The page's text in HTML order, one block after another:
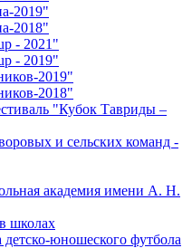
2019"
2018"
- 2021"
- 2019"
2019"
2018"
"Кубок Тавриды –
и сельских команд -
академия имени А. Н.
школах
юношеского футбола